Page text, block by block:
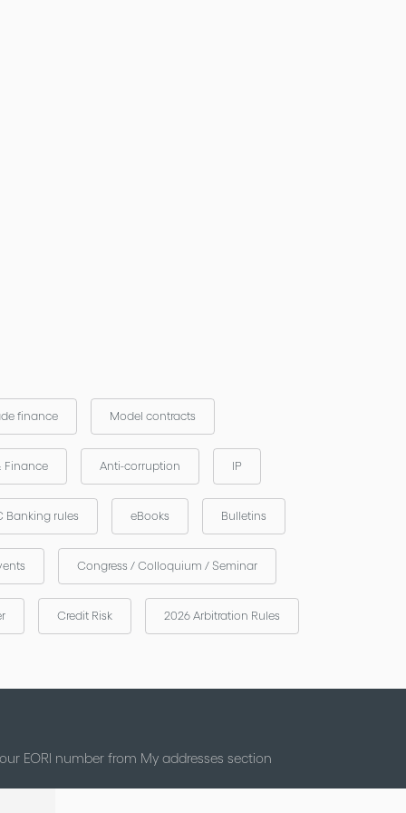
finance Model contracts
Finance Anti-corruption IP
Banking rules eBooks Bulletins
Congress / Colloquium / Seminar
Credit Risk 2026 Arbitration Rules
EORI number from My addresses section